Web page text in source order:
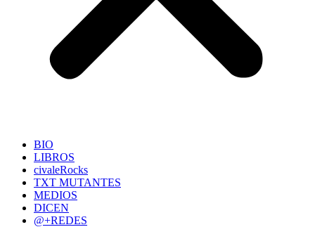
BIO
LIBROS
civaleRocks
TXT MUTANTES
MEDIOS
DICEN
@+REDES